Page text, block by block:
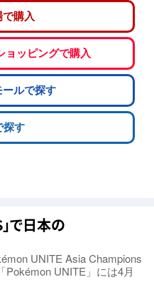
購入
ョッピングで購入
ールで探す
探す
で日本の
UNITE Asia Champions
UNITE」には4月